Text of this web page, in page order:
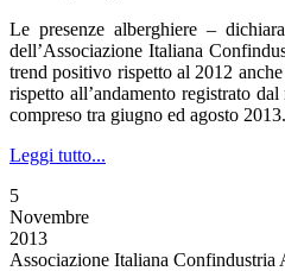
Le presenze alberghiere –
dell’Associazione Italiana
trend positivo rispetto al 2012
rispetto all’andamento registrato
compreso tra giugno ed agosto 2013.
Leggi tutto...
5
Novembre
2013
Associazione Italiana Confindustria